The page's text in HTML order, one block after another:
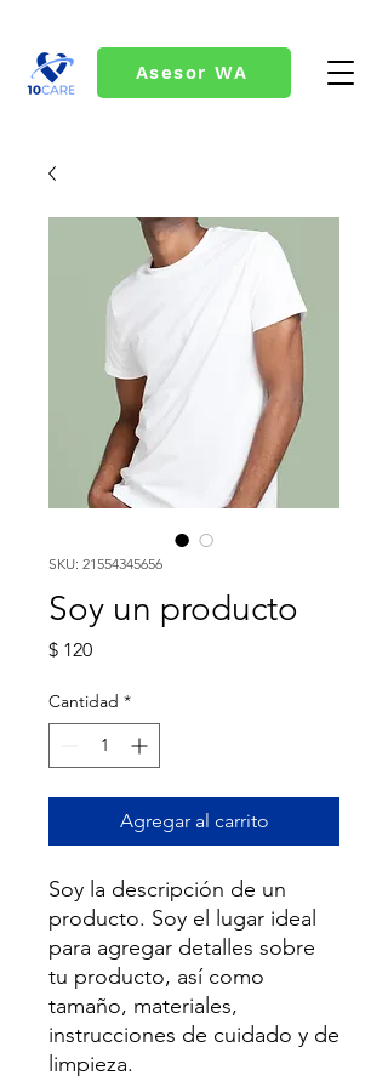
Asesor WA
SKU: 21554345656
Soy un producto
$ 120Precio
Cantidad *
Agregar al carrito
Soy la descripción de un
producto. Soy el lugar ideal
para agregar detalles sobre
tu producto, así como
tamaño, materiales,
instrucciones de cuidado y de
limpieza.